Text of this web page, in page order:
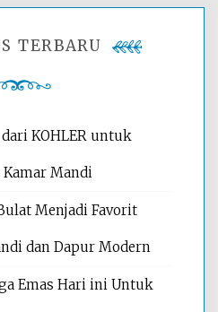
TERBARU
KOHLER untuk
Kamar Mandi
Menjadi Favorit
dan Dapur Modern
Emas Hari ini Untuk